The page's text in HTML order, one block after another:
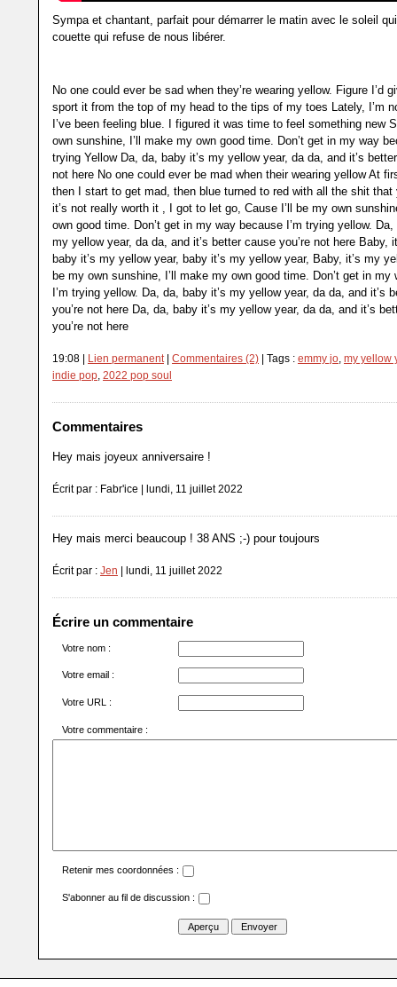
Sympa et chantant, parfait pour démarrer le matin avec le soleil
couette qui refuse de nous libérer.
No one could ever be sad when they’re wearing yellow. Figure I’d
sport it from the top of my head to the tips of my toes Lately, I’m
I’ve been feeling blue. I figured it was time to feel something new
own sunshine, I’ll make my own good time. Don’t get in my way
trying Yellow Da, da, baby it’s my yellow year, da da, and it’s
not here No one could ever be mad when their wearing yellow At
then I start to get mad, then blue turned to red with all the shit that
it’s not really worth it , I got to let go, Cause I’ll be my own
own good time. Don’t get in my way because I’m trying yellow. Da,
my yellow year, da da, and it’s better cause you’re not here Baby,
baby it’s my yellow year, baby it’s my yellow year, Baby, it’s my
be my own sunshine, I’ll make my own good time. Don’t get in my
I’m trying yellow. Da, da, baby it’s my yellow year, da da, and it’s
you’re not here Da, da, baby it’s my yellow year, da da, and it’s
you’re not here
19:08 | Lien permanent| Commentaires (2) | Tags : emmy jo, my yellow
indie pop, 2022 pop soul
Commentaires
Hey mais joyeux anniversaire !
Écrit par : Fabr'ice | lundi, 11 juillet 2022
Hey mais merci beaucoup ! 38 ANS ;-) pour toujours
Écrit par : Jen | lundi, 11 juillet 2022
Écrire un commentaire
Votre nom :
Votre email :
Votre URL :
Votre commentaire :
Retenir mes coordonnées :
S'abonner au fil de discussion :